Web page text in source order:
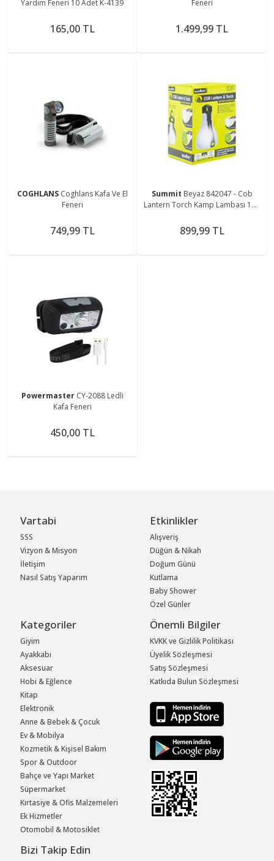
Yardım Feneri 10 Adet K-4139
165,00 TL
Feneri
1.499,99 TL
COGHLANS Coghlans Kafa Ve El
Feneri
749,99 TL
Summit Beyaz 842047 - Cob
Lantern Torch Kamp Lambası 150
899,99 TL
Powermaster CY-2088 Ledli
Kafa Feneri
450,00 TL
Vartabi
SSS
Vizyon & Misyon
İletişim
Nasıl Satış Yaparım
Etkinlikler
Alışveriş
Düğün & Nikah
Doğum Günü
Kutlama
Baby Shower
Özel Günler
Kategoriler
Giyim
Ayakkabı
Aksesuar
Hobi & Eğlence
Kitap
Elektronik
Anne & Bebek & Çocuk
Ev & Mobilya
Kozmetik & Kişisel Bakım
Spor & Outdoor
Bahçe ve Yapı Market
Süpermarket
Kırtasiye & Ofis Malzemeleri
Ek Hizmetler
Otomobil & Motosiklet
Önemli Bilgiler
KVKK ve Gizlilik Politikası
Üyelik Sözleşmesi
Satış Sözleşmesi
Katkıda Bulun Sözleşmesi
Bizi Takip Edin